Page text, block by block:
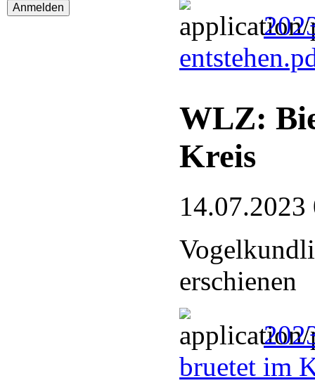
WLZ:
Kreis
14.07.2023
erschienen
bruetet im